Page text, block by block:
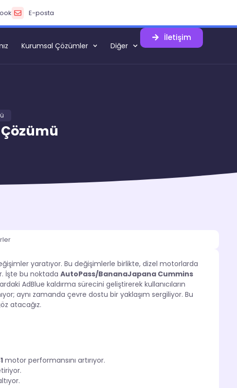
E-posta
Kurumsal Çözümler Diğer
İletişim
yaratıyor. Bu değişimlerle birlikte, dizel motorlarda
İşte bu noktada AutoPass/BananaJapana Cummins
AdBlue kaldırma sürecini geliştirerek kullanıcıların
aynı zamanda çevre dostu bir yaklaşım sergiliyor. Bu
atacağız.
motor performansını artırıyor.